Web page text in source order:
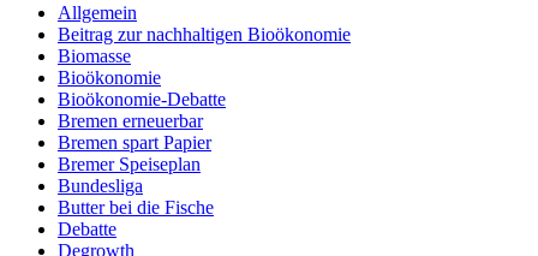
Allgemein
Beitrag zur nachhaltigen Bioökonomie
Biomasse
Bioökonomie
Bioökonomie-Debatte
Bremen erneuerbar
Bremen spart Papier
Bremer Speiseplan
Bundesliga
Butter bei die Fische
Debatte
Degrowth